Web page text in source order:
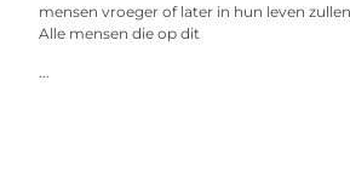
mensen vroeger of later in hun leven
Alle mensen die op dit
...